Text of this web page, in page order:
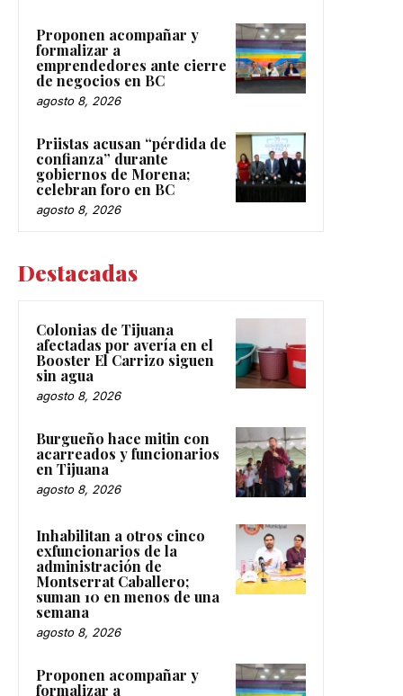
Proponen acompañar y
formalizar a
emprendedores ante cierre
de negocios en BC
agosto 8, 2026
Priistas acusan “pérdida de
confianza” durante
gobiernos de Morena;
celebran foro en BC
agosto 8, 2026
Destacadas
Colonias de Tijuana
afectadas por avería en el
Booster El Carrizo siguen
sin agua
agosto 8, 2026
Burgueño hace mitin con
acarreados y funcionarios
en Tijuana
agosto 8, 2026
Inhabilitan a otros cinco
exfuncionarios de la
administración de
Montserrat Caballero;
suman 10 en menos de una
semana
agosto 8, 2026
Proponen acompañar y
formalizar a